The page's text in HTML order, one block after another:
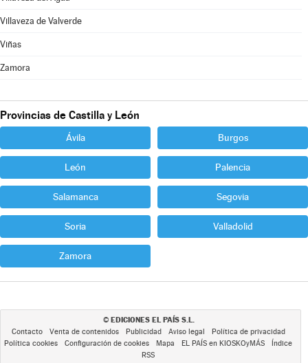
Villaveza de Valverde
Viñas
Zamora
Provincias de Castilla y León
Ávila Burgos
León Palencia
Salamanca Segovia
Soria Valladolid
Zamora
© EDICIONES EL PAÍS S.L.
Contacto Venta de contenidos Publicidad Aviso legal
Política de privacidad
Política cookies
Configuración de cookies Mapa EL PAÍS en KIOSKOyMÁS
Índice
RSS